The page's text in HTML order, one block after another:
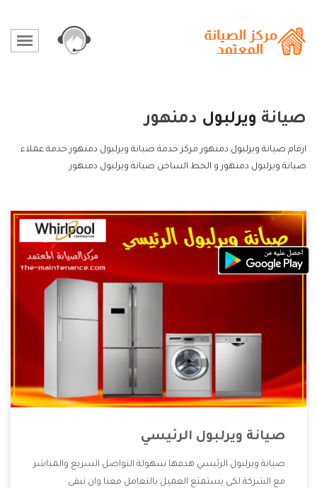
صيانة ويرلبول دمنهور
ارقام صيانة ويرلبول دمنهور مركز خدمة صيانة ويرلبول دمنهور خدمة عملاء
صيانة ويرلبول دمنهور و الخط الساخن صيانة ويرلبول دمنهور.
صيانة ويرلبول الرئيسي
صيانة ويرلبول الرئيسي هدفها سهولة التواصل السريع والمباشر
مع الشركة لكى يستمتع العميل بالتعامل معنا وان نبقى